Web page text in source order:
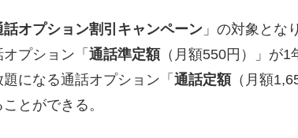
話オプション割引キャンペーン 」の対象とな
プション「 通話準定額（月額550円）」が1
になる通話オプション「 通話定額（月額
とができる。